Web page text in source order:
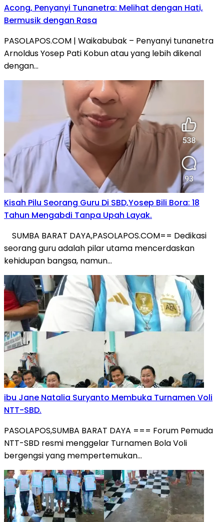
Acong, Penyanyi Tunanetra: Melihat dengan Hati,
Bermusik dengan Rasa
PASOLAPOS.COM | Waikabubak – Penyanyi tunanetra
Arnoldus Yosep Pati Kobun atau yang lebih dikenal
dengan…
Kisah Pilu Seorang Guru Di SBD,Yosep Bili Bora: 18
Tahun Mengabdi Tanpa Upah Layak.
​SUMBA BARAT DAYA,PASOLAPOS.COM== Dedikasi
seorang guru adalah pilar utama mencerdaskan
kehidupan bangsa, namun…
ibu Jane Natalia Suryanto Membuka Turnamen Voli
NTT-SBD.
PASOLAPOS,SUMBA BARAT DAYA === Forum Pemuda
NTT-SBD resmi menggelar Turnamen Bola Voli
bergengsi yang mempertemukan…